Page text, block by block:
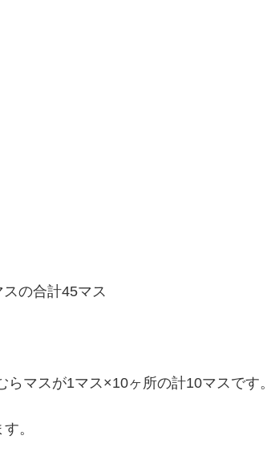
の合計45マス
マスが1マス×10ヶ所の計10マスです。
。